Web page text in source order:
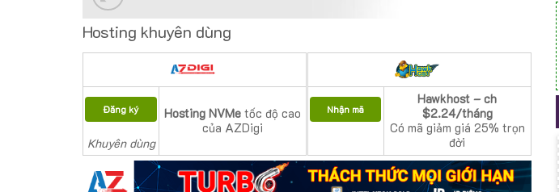
Hosting khuyên dùng
Đăng ký
Khuyên dùng
Hosting NVMe tốc độ cao
của AZDigi
Nhận mã
Hawkhost – ch
$2.24/tháng
Có mã giảm giá 25% trọn
đời